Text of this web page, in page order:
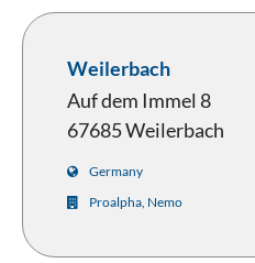
Weilerbach
Auf dem Immel 8
67685 Weilerbach
Germany
Proalpha, Nemo